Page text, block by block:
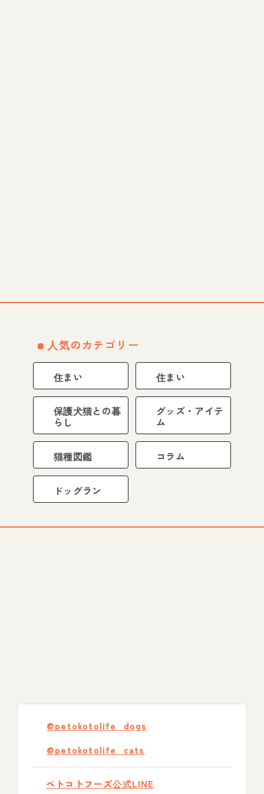
人気のカテゴリー
住まい 住まい
保護犬猫との暮
らし
グッズ・アイテ
ム
猫種図鑑 コラム
ドッグラン
@petokotolife_dogs
@petokotolife_cats
ペトコトフーズ公式LINE